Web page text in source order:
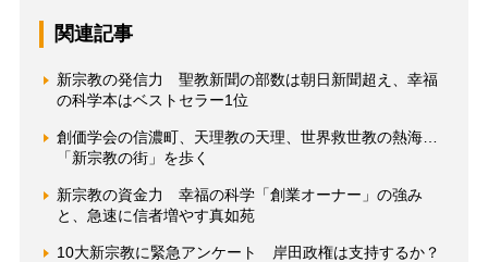
関連記事
新宗教の発信力 聖教新聞の部数は朝日新聞超え、幸福
の科学本はベストセラー1位
創価学会の信濃町、天理教の天理、世界救世教の熱海…
「新宗教の街」を歩く
新宗教の資金力 幸福の科学「創業オーナー」の強み
と、急速に信者増やす真如苑
10大新宗教に緊急アンケート 岸田政権は支持するか？